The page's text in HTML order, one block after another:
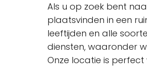
Als u op zoek bent
plaatsvinden in een
leeftijden en alle
diensten, waaronder
Onze locatie is perfect